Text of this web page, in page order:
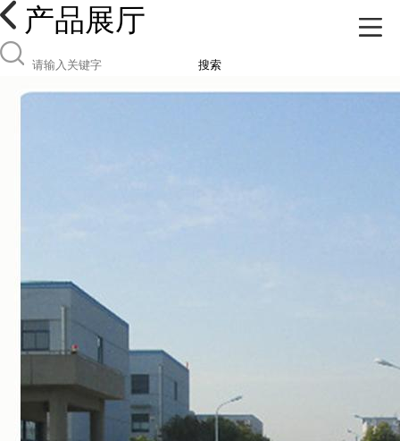
产品展厅
搜索